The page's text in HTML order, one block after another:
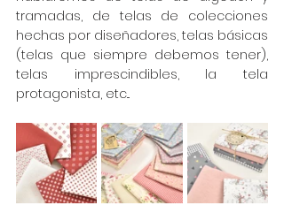
tramadas, de telas de colecciones
hechas por diseñadores, telas básicas
(telas que siempre debemos tener),
telas imprescindibles, la tela
protagonista, etc...